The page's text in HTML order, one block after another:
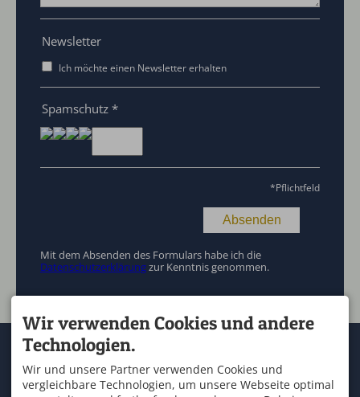
Newsletter
Ich möchte einen Newsletter erhalten
Spamschutz*
*Pflichtfeld
Mit dem Absenden des Formulars habe ich die
Datenschutzerklärungzur Kenntnis genommen.
KONTAKT
OUTDOOR ZENTRUM
ALLGÄU
An der Marienbrücke 2
Kontakt & Anfahrt
Wetter
Schullandheim Allgäu
Wir verwenden Cookies und andere
Technologien.
Wir und unsere Partner verwenden Cookies und
vergleichbare Technologien, um unsere Webseite optimal